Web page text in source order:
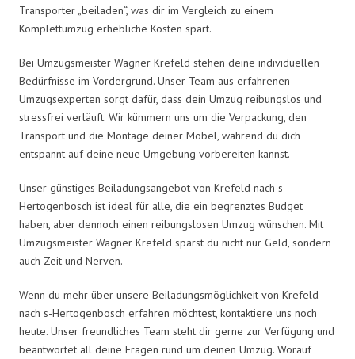
Transporter „beiladen“, was dir im Vergleich zu einem
Komplettumzug erhebliche Kosten spart.
Bei Umzugsmeister Wagner Krefeld stehen deine individuellen
Bedürfnisse im Vordergrund. Unser Team aus erfahrenen
Umzugsexperten sorgt dafür, dass dein Umzug reibungslos und
stressfrei verläuft. Wir kümmern uns um die Verpackung, den
Transport und die Montage deiner Möbel, während du dich
entspannt auf deine neue Umgebung vorbereiten kannst.
Unser günstiges Beiladungsangebot von Krefeld nach s-
Hertogenbosch ist ideal für alle, die ein begrenztes Budget
haben, aber dennoch einen reibungslosen Umzug wünschen. Mit
Umzugsmeister Wagner Krefeld sparst du nicht nur Geld, sondern
auch Zeit und Nerven.
Wenn du mehr über unsere Beiladungsmöglichkeit von Krefeld
nach s-Hertogenbosch erfahren möchtest, kontaktiere uns noch
heute. Unser freundliches Team steht dir gerne zur Verfügung und
beantwortet all deine Fragen rund um deinen Umzug. Worauf